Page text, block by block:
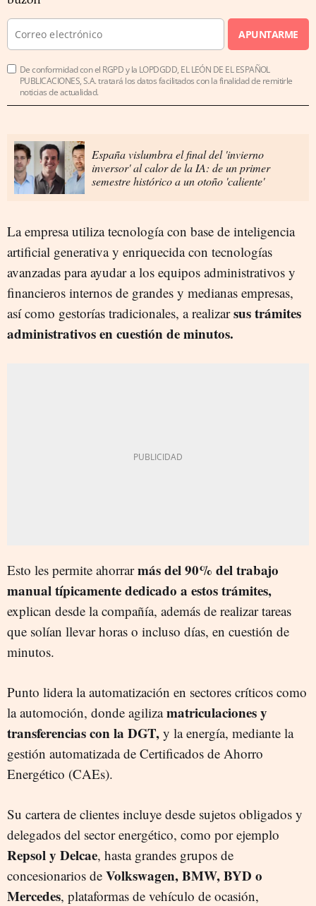
APUNTARME
De conformidad con el RGPD y la LOPDGDD, EL LEÓN DE EL ESPAÑOL
PUBLICACIONES, S.A. tratará los datos facilitados con la finalidad de remitirle
noticias de actualidad.
España vislumbra el final del 'invierno
inversor' al calor de la IA: de un primer
semestre histórico a un otoño 'caliente'
La empresa utiliza tecnología con base de inteligencia
artificial generativa y enriquecida con tecnologías
avanzadas para ayudar a los equipos administrativos y
financieros internos de grandes y medianas empresas,
así como gestorías tradicionales, a realizarsus trámites
administrativos en cuestión de minutos.
Esto les permite ahorrarmás del 90% del trabajo
manual típicamente dedicado a estos trámites,
explican desde la compañía, además de realizar tareas
que solían llevar horas o incluso días, en cuestión de
minutos.
Punto lidera la automatización en sectores críticos como
la automoción, donde agilizamatriculaciones y
transferencias con la DGT, y la energía, mediante la
gestión automatizada de Certificados de Ahorro
Energético (CAEs).
Su cartera de clientes incluye desde sujetos obligados y
delegados del sector energético, como por ejemplo
Repsol y Delcae, hasta grandes grupos de
concesionarios de Volkswagen, BMW, BYD o
Mercedes, plataformas de vehículo de ocasión,